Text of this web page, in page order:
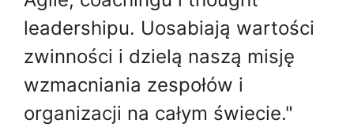
leadershipu. Uosabiają wartości
zwinności i dzielą naszą misję
wzmacniania zespołów i
organizacji na całym świecie."